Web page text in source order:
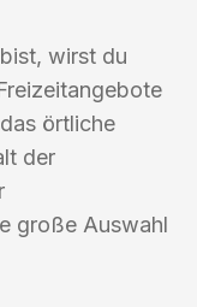
wirst du
örtliche
der
große Auswahl